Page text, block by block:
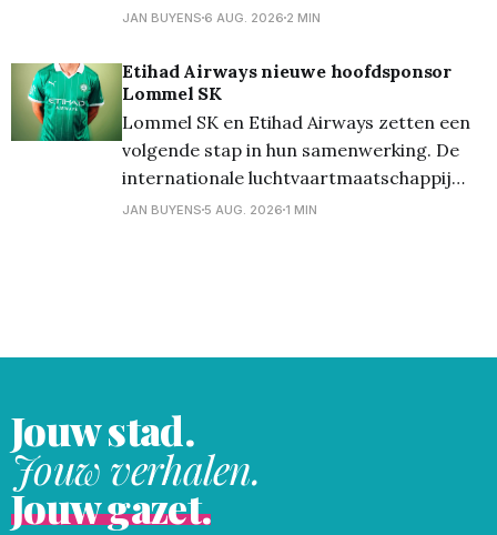
Lommelse clubs. Vanavond stonden op het
op het programma. En daarbij kwam
Verbroedering uit tegen Grenstrappers
Kolonie, en werd het 1-1,
JAN BUYENS 6 AUG. 2026 2 MIN
Etihad Airways nieuwe hoofdsponsor
Lommel SK
Lommel SK en Etihad Airways zetten een
volgende stap in hun samenwerking. De
internationale luchtvaartmaatschappij
wordt vanaf het seizoen 2026/27 de
JAN BUYENS 5 AUG. 2026 1 MIN
Jouw stad.
Jouw verhalen.
Jouw gazet.